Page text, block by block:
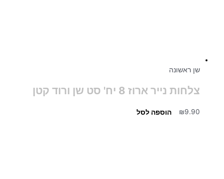
שן ראשונה
צלחות נייר ארוז 8 יח' סט שן ורוד קטן
₪9.90 הוספה לסל